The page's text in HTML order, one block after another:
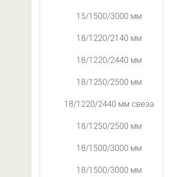
15/1500/3000 мм
18/1220/2140 мм
18/1220/2440 мм
18/1250/2500 мм
18/1220/2440 мм свеза
18/1250/2500 мм
18/1500/3000 мм
18/1500/3000 мм